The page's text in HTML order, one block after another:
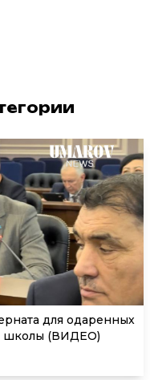
для одаренных
школы (ВИДЕО)